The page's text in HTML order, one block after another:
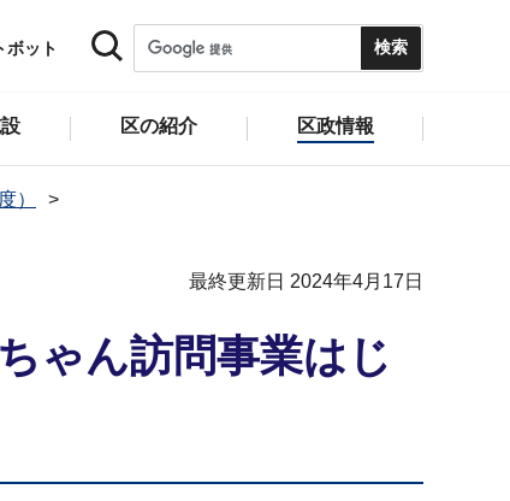
ボット
区の紹介 区政情報
）
最終更新日 2024年4月17日
ゃん訪問事業はじ